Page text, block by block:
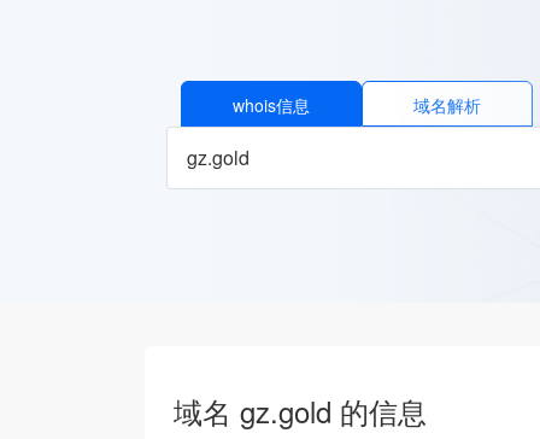
whois信息 域名解析
域名 gz.gold 的信息